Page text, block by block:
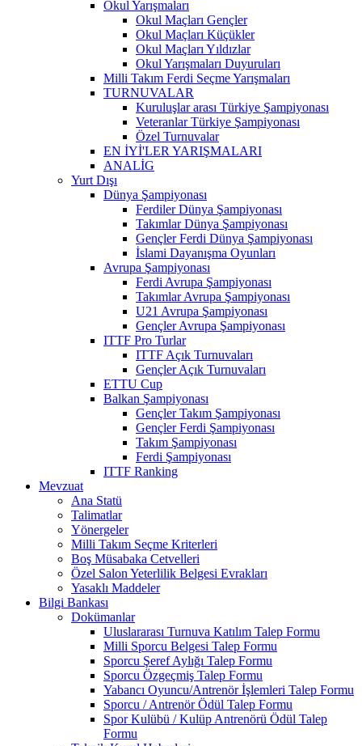
Okul Yarışmaları
Okul Maçları Gençler
Okul Maçları Küçükler
Okul Maçları Yıldızlar
Okul Yarışmaları Duyuruları
Milli Takım Ferdi Seçme Yarışmaları
TURNUVALAR
Kuruluşlar arası Türkiye Şampiyonası
Veteranlar Türkiye Şampiyonası
Özel Turnuvalar
EN İYİ'LER YARIŞMALARI
ANALİG
Yurt Dışı
Dünya Şampiyonası
Ferdiler Dünya Şampiyonası
Takımlar Dünya Şampiyonası
Gençler Ferdi Dünya Şampiyonası
İslami Dayanışma Oyunları
Avrupa Şampiyonası
Ferdi Avrupa Şampiyonası
Takımlar Avrupa Şampiyonası
U21 Avrupa Şampiyonası
Gençler Avrupa Şampiyonası
ITTF Pro Turlar
ITTF Açık Turnuvaları
Gençler Açık Turnuvaları
ETTU Cup
Balkan Şampiyonası
Gençler Takım Şampiyonası
Gençler Ferdi Şampiyonası
Takım Şampiyonası
Ferdi Şampiyonası
ITTF Ranking
Mevzuat
Ana Statü
Talimatlar
Yönergeler
Milli Takım Seçme Kriterleri
Boş Müsabaka Cetvelleri
Özel Salon Yeterlilik Belgesi Evrakları
Yasaklı Maddeler
Bilgi Bankası
Dokümanlar
Uluslararası Turnuva Katılım Talep Formu
Milli Sporcu Belgesi Talep Formu
Sporcu Şeref Aylığı Talep Formu
Sporcu Özgeçmiş Talep Formu
Yabancı Oyuncu/Antrenör İşlemleri Talep Formu
Sporcu / Antrenör Ödül Talep Formu
Spor Kulübü / Kulüp Antrenörü Ödül Talep
Formu